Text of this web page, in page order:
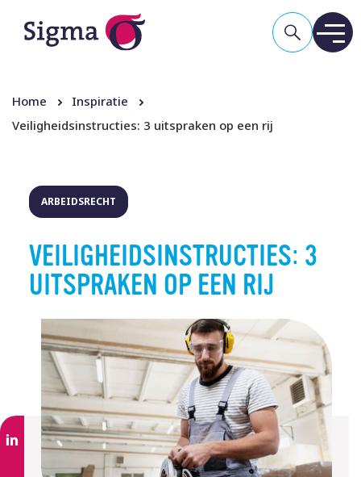
Home
Inspiratie
Veiligheidsinstructies: 3 uitspraken op een rij
ARBEIDSRECHT
VEILIGHEIDSINSTRUCTIES: 3
UITSPRAKEN OP EEN RIJ